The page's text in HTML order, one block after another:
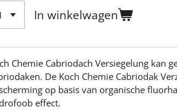
In winkelwagen
Chemie Cabriodach Versiegelung kan
De Koch Chemie Cabriodak
op basis van organische
effect.